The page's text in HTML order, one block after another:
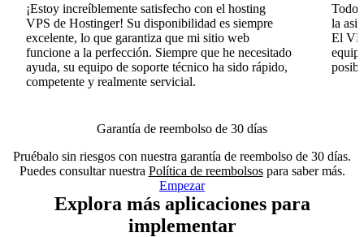
¡Estoy increíblemente satisfecho con el hosting
VPS de Hostinger! Su disponibilidad es siempre
excelente, lo que garantiza que mi sitio web
funcione a la perfección. Siempre que he necesitado
ayuda, su equipo de soporte técnico ha sido rápido,
competente y realmente servicial.
Todo
la
El
Garantía de reembolso de 30 días
Pruébalo sin riesgos con nuestra garantía de reembolso de 30 días.
Puedes consultar nuestra Política de reembolsospara saber más.
Empezar
Explora más aplicaciones para
implementar